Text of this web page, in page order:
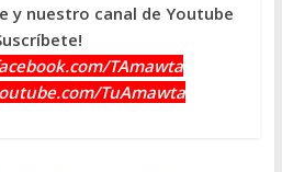
y nuestro canal de Youtube
TAmawta
TuAmawta